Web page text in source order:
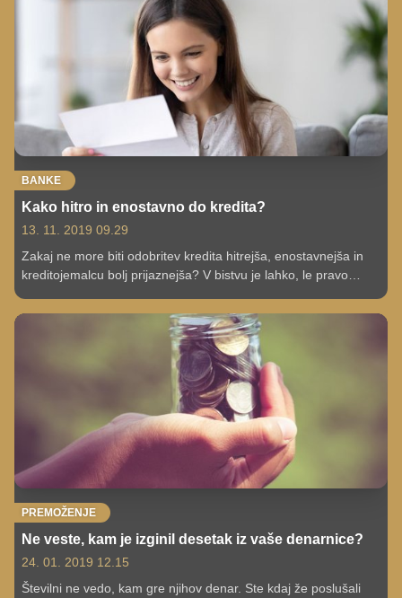
BANKE
Kako hitro in enostavno do kredita?
13. 11. 2019 09.29
Zakaj ne more biti odobritev kredita hitrejša, enostavnejša in
kreditojemalcu bolj prijaznejša? V bistvu je lahko, le pravo
PREMOŽENJE
Ne veste, kam je izginil desetak iz vaše denarnice?
24. 01. 2019 12.15
Številni ne vedo, kam gre njihov denar. Ste kdaj že poslušali